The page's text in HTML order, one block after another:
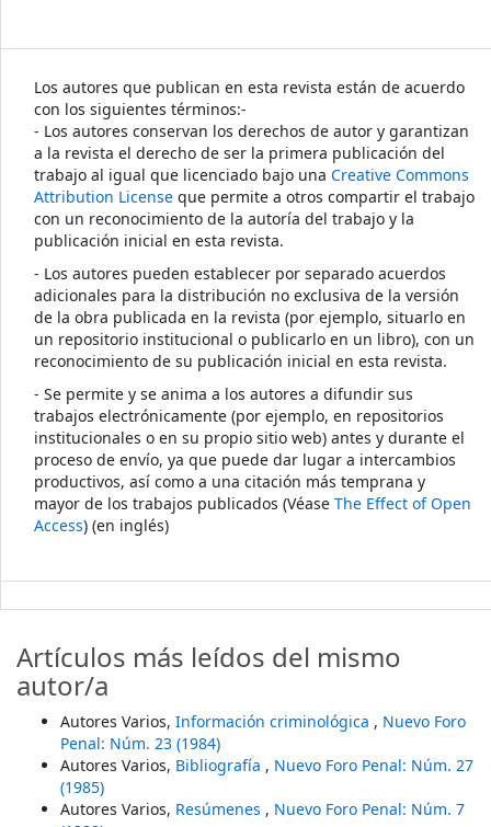
Los autores que publican en esta revista están de acuerdo
con los siguientes términos:-
- Los autores conservan los derechos de autor y garantizan
a la revista el derecho de ser la primera publicación del
trabajo al igual que licenciado bajo una Creative Commons
Attribution License que permite a otros compartir el trabajo
con un reconocimiento de la autoría del trabajo y la
publicación inicial en esta revista.
- Los autores pueden establecer por separado acuerdos
adicionales para la distribución no exclusiva de la versión
de la obra publicada en la revista (por ejemplo, situarlo en
un repositorio institucional o publicarlo en un libro), con un
reconocimiento de su publicación inicial en esta revista.
- Se permite y se anima a los autores a difundir sus
trabajos electrónicamente (por ejemplo, en repositorios
institucionales o en su propio sitio web) antes y durante el
proceso de envío, ya que puede dar lugar a intercambios
productivos, así como a una citación más temprana y
mayor de los trabajos publicados (Véase The Effect of Open
Access) (en inglés)
Artículos más leídos del mismo
autor/a
Autores Varios, Información criminológica , Nuevo Foro
Penal: Núm. 23 (1984)
Autores Varios, Bibliografía , Nuevo Foro Penal: Núm. 27
(1985)
Autores Varios, Resúmenes , Nuevo Foro Penal: Núm. 7